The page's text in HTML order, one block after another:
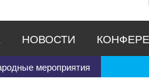
мероприятия
НОВОСТИ